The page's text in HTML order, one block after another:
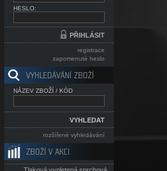
HESLO:
registrace
zapomenuté heslo
VYHLEDÁVÁNÍ ZBOŽÍ
NÁZEV ZBOŽÍ / KÓD
rozšířené vyhledávání
ZBOŽÍ V AKCI